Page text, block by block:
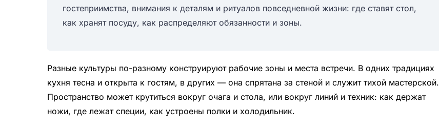
гостеприимства, внимания к деталям и ритуалов повседневной жизни: где ставят стол,
как хранят посуду, как распределяют обязанности и зоны.
Разные культуры по-разному конструируют рабочие зоны и места встречи. В одних традициях
кухня тесна и открыта к гостям, в других — она спрятана за стеной и служит тихой мастерской.
Пространство может крутиться вокруг очага и стола, или вокруг линий и техник: как держат
ножи, где лежат специи, как устроены полки и холодильник.